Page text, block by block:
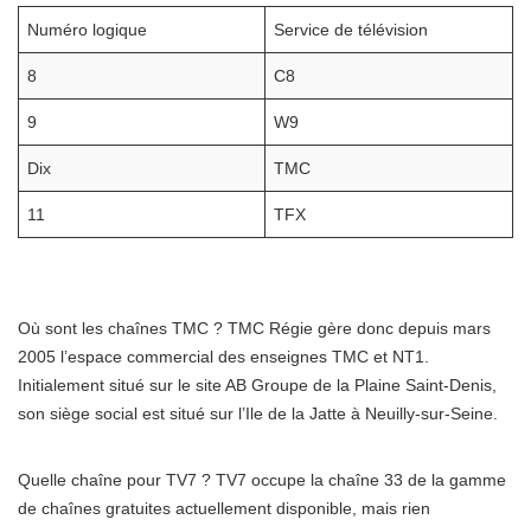
Numéro logique Service de télévision
8 C8
9 W9
Dix TMC
11 TFX
Où sont les chaînes TMC ? TMC Régie gère donc depuis mars
2005 l’espace commercial des enseignes TMC et NT1.
Initialement situé sur le site AB Groupe de la Plaine Saint-Denis,
son siège social est situé sur l’Ile de la Jatte à Neuilly-sur-Seine.
Quelle chaîne pour TV7 ? TV7 occupe la chaîne 33 de la gamme
de chaînes gratuites actuellement disponible, mais rien